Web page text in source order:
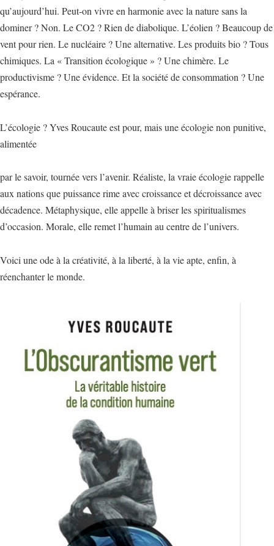
qu’aujourd’hui. Peut-on vivre en harmonie avec la nature sans la
dominer ? Non. Le CO2 ? Rien de diabolique. L’éolien ? Beaucoup de
vent pour rien. Le nucléaire ? Une alternative. Les produits bio ? Tous
chimiques. La « Transition écologique » ? Une chimère. Le
productivisme ? Une évidence. Et la société de consommation ? Une
espérance.
L’écologie ? Yves Roucaute est pour, mais une écologie non punitive,
alimentée
par le savoir, tournée vers l’avenir. Réaliste, la vraie écologie rappelle
aux nations que puissance rime avec croissance et décroissance avec
décadence. Métaphysique, elle appelle à briser les spiritualismes
d’occasion. Morale, elle remet l’humain au centre de l’univers.
Voici une ode à la créativité, à la liberté, à la vie apte, enfin, à
réenchanter le monde.